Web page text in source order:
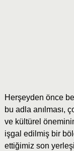
Herşeyden önce
bu adla anılması,
ve kültürel
işgal edilmiş bir
ettiğimiz son